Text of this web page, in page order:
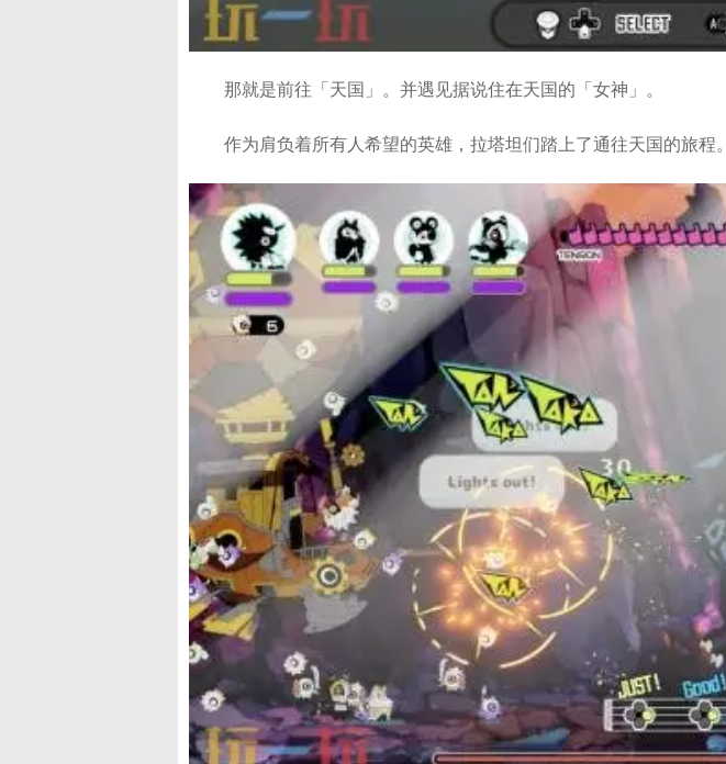
那就是前往「天国」。并遇见据说住在天国的「女神」。
作为肩负着所有人希望的英雄，拉塔坦们踏上了通往天国的旅程。